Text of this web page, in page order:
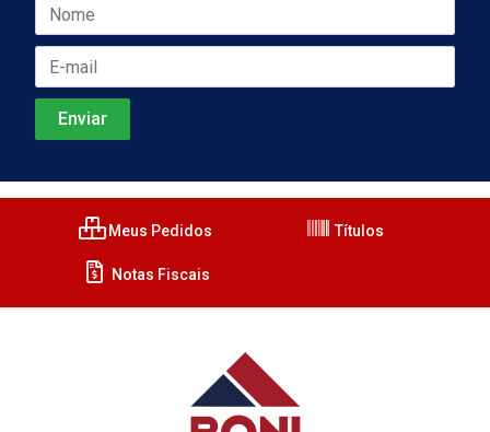
Meus Pedidos Títulos
Notas Fiscais